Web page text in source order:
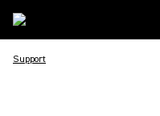
Support